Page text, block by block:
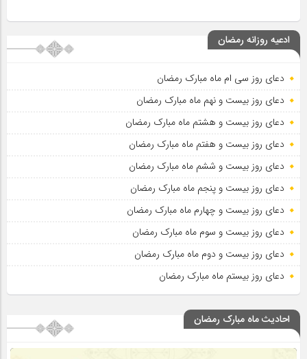
ادعیه روزانه رمضان
دعای روز سی ام ماه مبارک رمضان
دعای روز بیست و نهم ماه مبارک رمضان
دعای روز بیست و هشتم ماه مبارک رمضان
دعای روز بیست و هفتم ماه مبارک رمضان
دعای روز بیست و ششم ماه مبارک رمضان
دعای روز بیست و پنجم ماه مبارک رمضان
دعای روز بیست و چهارم ماه مبارک رمضان
دعای روز بیست و سوم ماه مبارک رمضان
دعای روز بیست و دوم ماه مبارک رمضان
دعای روز بیستم ماه مبارک رمضان
احادیث ماه مبارک رمضان